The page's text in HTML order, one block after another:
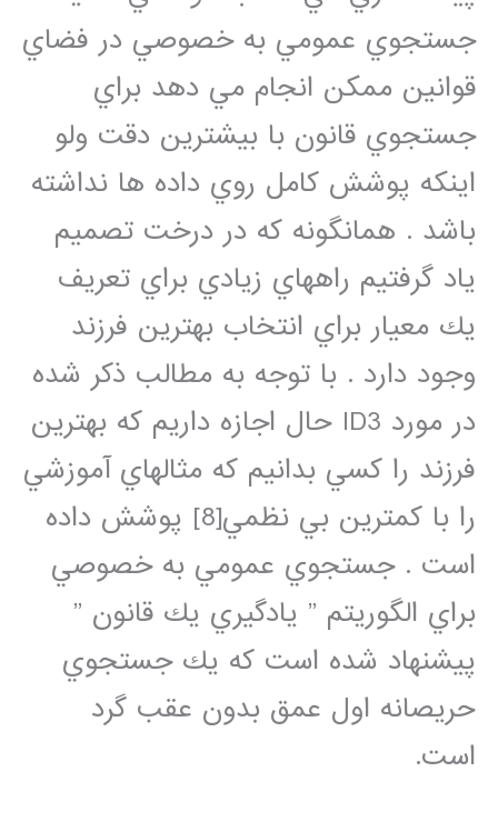
جستجوي عمومي به خصوصي در فضاي
قوانين ممكن انجام مي دهد براي
جستجوي قانون با بيشترين دقت ولو
اينكه پوشش كامل روي داده ها نداشته
باشد . همانگونه كه در درخت تصميم
ياد گرفتيم راههاي زيادي براي تعريف
يك معيار براي انتخاب بهترين فرزند
وجود دارد . با توجه به مطالب ذكر شده
در مورد ID3 حال اجازه داريم كه بهترين
فرزند را كسي بدانيم كه مثالهاي آموزشي
را با كمترين بي نظمي[8] پوشش داده
است . جستجوي عمومي به خصوصي
براي الگوريتم ” يادگيري يك قانون ”
پيشنهاد شده است كه يك جستجوي
حريصانه اول عمق بدون عقب گرد
است.